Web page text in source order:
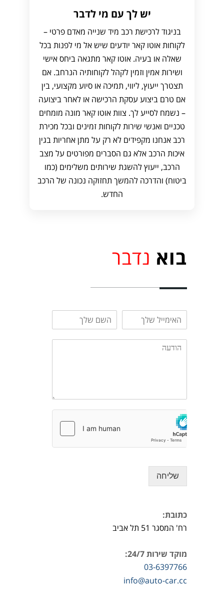
יש לך עם מי לדבר
בניגוד לרכישת רכב מיד שנייה מאדם פרטי –
לקוחות אוטו קאר יודעים שיש אל מי לפנות בכל
שאלה או בעיה. אוטו קאר מתגאה ביחס אישי
ושירות אמין וזמין לקהל לקוחותיה הנרחב. אם
תצטרך ייעוץ, ליווי, תמיכה או סיוע מקצועי, בין
אם טרם ביצוע עסקת הרכישה או לאחר ביצועה
– נשמח לסייע לך. צוות אוטו קאר מונה מומחים
טכניים ואנשי שירות לקוחות זמינים ובכל מכירת
רכב אנחנו מקפידים לא רק על מתן אחריות בגין
איכות הרכב אלא גם הסברים מפורטים על מצב
הרכב, ייעוץ להשגת שירותים משלימים (כמו
ביטוח) והדרכה להמשך תחזוקה נכונה של הרכב
החדש.
בוא נדבר
שליחה
כתובת:
רח' המסגר 51 תל אביב
מוקד שירות 24/7:
03-6397766
info@auto-car.cc